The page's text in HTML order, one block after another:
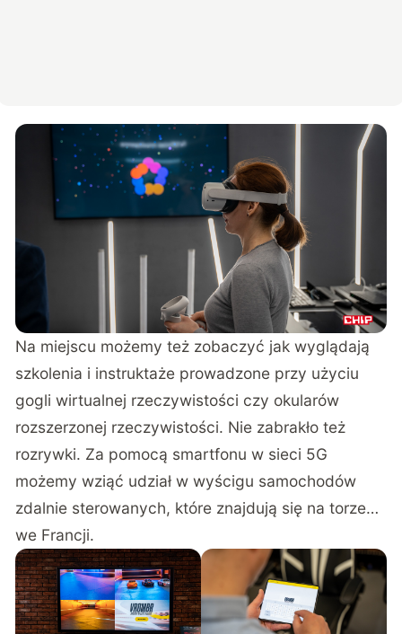
Na miejscu możemy też zobaczyć jak wyglądają
szkolenia i instruktaże prowadzone przy użyciu
gogli wirtualnej rzeczywistości czy okularów
rozszerzonej rzeczywistości. Nie zabrakło też
rozrywki. Za pomocą smartfonu w sieci 5G
możemy wziąć udział w wyścigu samochodów
zdalnie sterowanych, które znajdują się na torze…
we Francji.